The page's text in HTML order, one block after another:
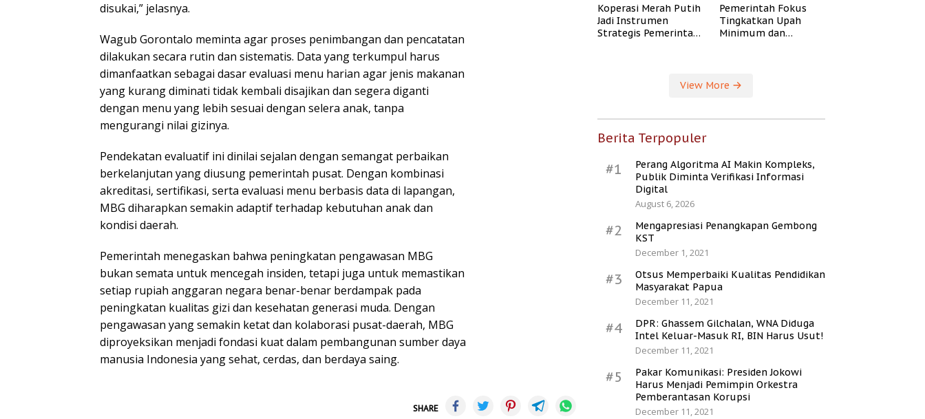
disukai,” jelasnya.
Wagub Gorontalo meminta agar proses penimbangan dan pencatatan
dilakukan secara rutin dan sistematis. Data yang terkumpul harus
dimanfaatkan sebagai dasar evaluasi menu harian agar jenis makanan
yang kurang diminati tidak kembali disajikan dan segera diganti
dengan menu yang lebih sesuai dengan selera anak, tanpa
mengurangi nilai gizinya.
Pendekatan evaluatif ini dinilai sejalan dengan semangat perbaikan
berkelanjutan yang diusung pemerintah pusat. Dengan kombinasi
akreditasi, sertifikasi, serta evaluasi menu berbasis data di lapangan,
MBG diharapkan semakin adaptif terhadap kebutuhan anak dan
kondisi daerah.
Pemerintah menegaskan bahwa peningkatan pengawasan MBG
bukan semata untuk mencegah insiden, tetapi juga untuk memastikan
setiap rupiah anggaran negara benar-benar berdampak pada
peningkatan kualitas gizi dan kesehatan generasi muda. Dengan
pengawasan yang semakin ketat dan kolaborasi pusat-daerah, MBG
diproyeksikan menjadi fondasi kuat dalam pembangunan sumber daya
manusia Indonesia yang sehat, cerdas, dan berdaya saing.
SHARE
Koperasi Merah Putih
Jadi Instrumen
Strategis Pemerintah
Pemerintah Fokus
Tingkatkan Upah
Minimum dan
View More
Berita Terpopuler
#1
Perang Algoritma AI Makin Kompleks,
Publik Diminta Verifikasi Informasi
Digital
August 6, 2026
#2
Mengapresiasi Penangkapan Gembong
KST
December 1, 2021
#3
Otsus Memperbaiki Kualitas Pendidikan
Masyarakat Papua
December 11, 2021
#4
DPR: Ghassem Gilchalan, WNA Diduga
Intel Keluar-Masuk RI, BIN Harus Usut!
December 11, 2021
#5
Pakar Komunikasi: Presiden Jokowi
Harus Menjadi Pemimpin Orkestra
Pemberantasan Korupsi
December 11, 2021